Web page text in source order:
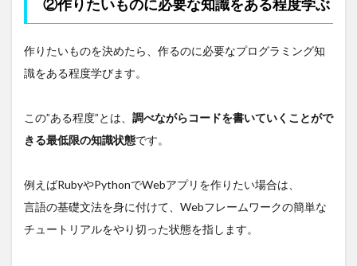
②作りたいものに必要な知識をある程度学ぶ
作りたいものを決めたら、作るのに必要なプログラミング知
識をある程度学びます。
この”ある程度”とは、 調べながらコードを書いていくことがで
きる最低限の知識状態です。
例えばRubyやPythonでWebアプリを作りたい場合は、
言語の基礎文法を身に付けて、Webフレームワークの簡単な
チュートリアルをやり切った状態を指します。